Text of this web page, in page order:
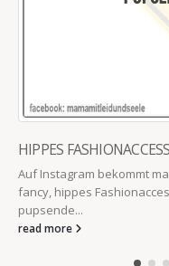
HIPPES
Auf Instagram bekommt
fancy, hippes
pupsende...
read more